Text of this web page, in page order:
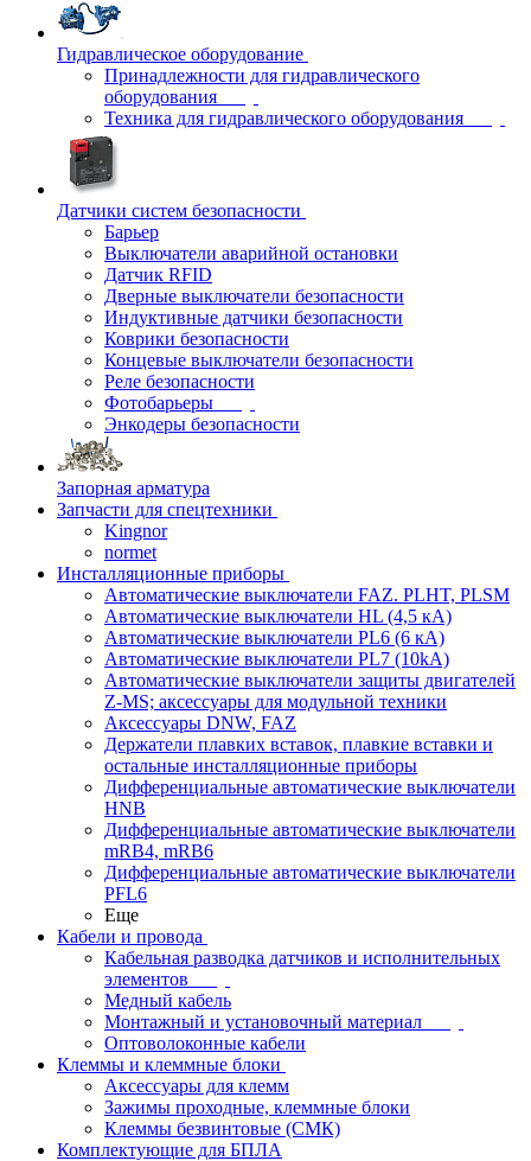
Гидравлическое оборудование
Принадлежности для гидравлического
оборудования
Техника для гидравлического оборудования
Датчики систем безопасности
Барьер
Выключатели аварийной остановки
Датчик RFID
Дверные выключатели безопасности
Индуктивные датчики безопасности
Коврики безопасности
Концевые выключатели безопасности
Реле безопасности
Фотобарьеры
Энкодеры безопасности
Запорная арматура
Запчасти для спецтехники
Kingnor
normet
Инсталляционные приборы
Автоматические выключатели FAZ. PLHT, PLSM
Автоматические выключатели HL (4,5 кА)
Автоматические выключатели PL6 (6 кА)
Автоматические выключатели PL7 (10kA)
Автоматические выключатели защиты двигателей
Z-MS; аксессуары для модульной техники
Аксессуары DNW, FAZ
Держатели плавких вставок, плавкие вставки и
остальные инсталляционные приборы
Дифференциальные автоматические выключатели
HNB
Дифференциальные автоматические выключатели
mRB4, mRB6
Дифференциальные автоматические выключатели
PFL6
Еще
Кабели и провода
Кабельная разводка датчиков и исполнительных
элементов
Медный кабель
Монтажный и установочный материал
Оптоволоконные кабели
Клеммы и клеммные блоки
Аксессуары для клемм
Зажимы проходные, клеммные блоки
Клеммы безвинтовые (СМК)
Комплектующие для БПЛА